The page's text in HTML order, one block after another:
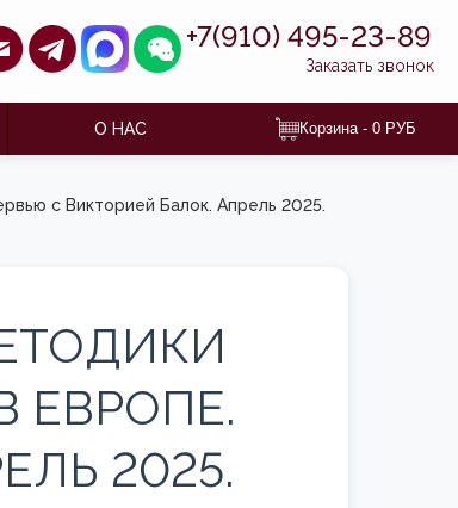
+7(910) 495-23-89
Заказать звонок
О НАС Корзина - 0 РУБ
с Викторией Балок. Апрель 2025.
ЕВРОПЕ.
2025.